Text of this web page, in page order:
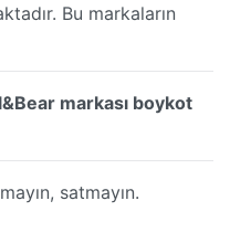
Bu markaların
markası boykot
satmayın.